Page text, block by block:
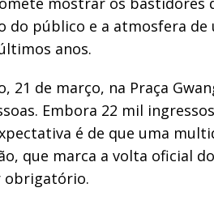
do público e a atmosfera de
anos.
21 de março, na Praça
Embora 22 mil
é de que uma
que marca a volta oficial
obrigatório.